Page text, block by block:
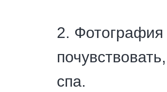
2. Фотография
спа.